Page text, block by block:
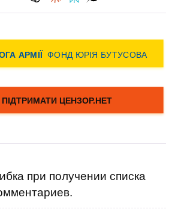
при получении списка